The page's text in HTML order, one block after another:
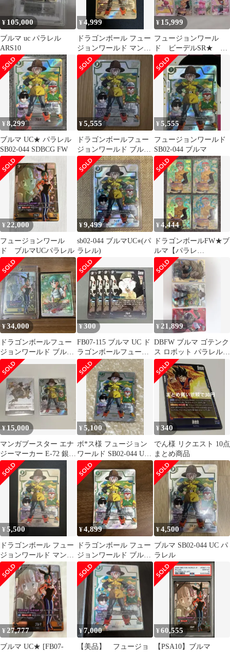
¥ 105,000
ブルマ uc パラレル
ARS10
¥4,999
ドラゴンボール フュー
ジョンワールド マンガ
SB02-044 UC⭐︎ ブルマ
¥ 15,999
フュージョンワール
ド ビーデルSR★
他 まとめ売り
¥8,299
ブルマ UC★ パラレル
SB02-044 SDBCG FW
¥5,555
ドラゴンボールフュー
ジョンワールド ブル
マ SB02-044 UC
¥5,555
フュージョンワールド
SB02-044 ブルマ
¥22,000
フュージョンワール
ド ブルマUCパラレル
¥9,499
sb02-044 ブルマUC⭐︎(パ
ラレル)
¥4,444
ドラゴンボールFW★ブ
ルマ【パラレ
ル/UC☆】4枚★FB04-
068/スパコン
¥34,000
ドラゴンボールフュー
ジョンワールド ブルマ
FB07-113 UC おまけ付
き
¥300
FB07-115 ブルマ UC ド
ラゴンボールフュージ
ョンワールド 4枚
¥21,899
DBFW ブルマ ゴテンク
ス ロボット パラレル3
枚
¥15,000
マンガブースター エナ
ジーマーカー E-72 銀 9
巻 ブルマUCパラレル
¥5,100
ボ*ス様 フュージョン
ワールド SB02-044 UC
パラレル ブルマ
¥340
でん様 リクエスト 10点
まとめ商品
¥5,500
ドラゴンボール フュー
ジョンワールド マンガ
SB02-044 UC⭐︎ ブルマ
¥4,899
ドラゴンボール フュー
ジョンワールド ブルマ
パラレルFB02-044 UC
¥4,500
ブルマ SB02-044 UC パ
ラレル
¥ 27,777
ブルマ UC★ [FB07-
¥7,000
【美品】 フュージョ
¥60,555
【PSA10】ブルマ